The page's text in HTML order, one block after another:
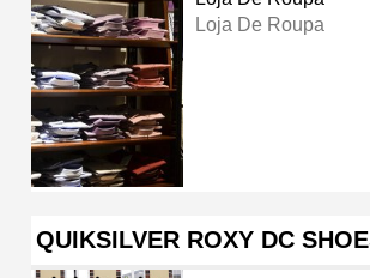
Loja De Roupa
QUIKSILVER ROXY DC